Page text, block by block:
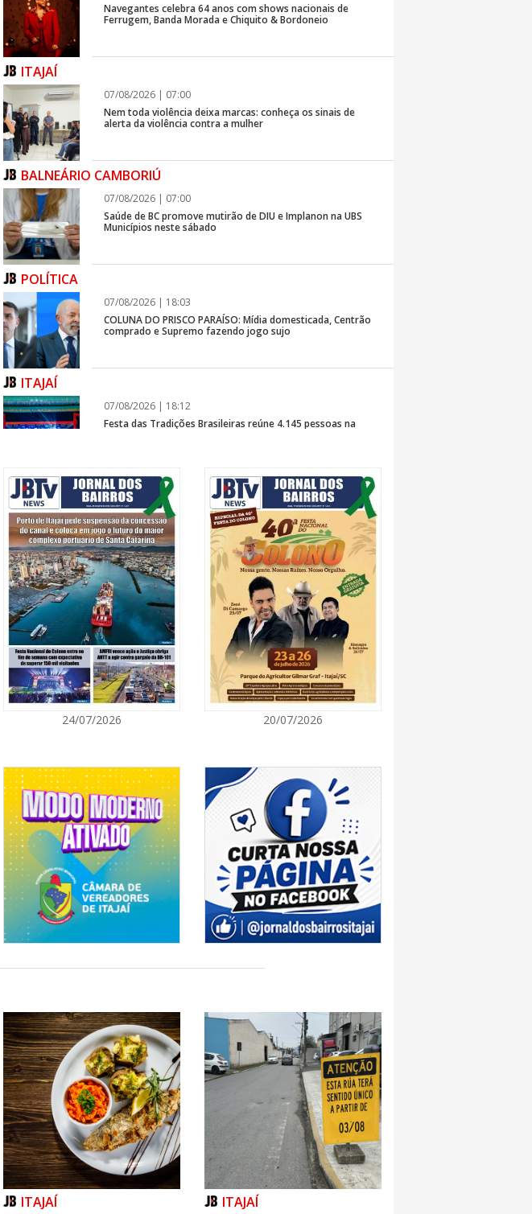
Navegantes celebra 64 anos com shows nacionais de
Ferrugem, Banda Morada e Chiquito & Bordoneio
ITAJAÍ
07/08/2026 | 07:00
Nem toda violência deixa marcas: conheça os sinais de
alerta da violência contra a mulher
BALNEÁRIO CAMBORIÚ
07/08/2026 | 07:00
Saúde de BC promove mutirão de DIU e Implanon na UBS
Municípios neste sábado
POLÍTICA
07/08/2026 | 18:03
COLUNA DO PRISCO PARAÍSO: Mídia domesticada, Centrão
comprado e Supremo fazendo jogo sujo
ITAJAÍ
07/08/2026 | 18:12
Festa das Tradições Brasileiras reúne 4.145 pessoas na
BALNEÁRIO CAMBORIÚ
07/08/2026 | 07:00
Ambiental reforça descarte sustentável com envio de 330
quilos de pilhas à logística reversa
GERAL
07/08/2026 | 07:00
Jordan Hang leva estratégias de marketing e vendas ao
InspiraBQ, em Brusque
ITAPEMA
07/08/2026 | 07:00
ITAPEMA
07/08/2026 | 07:00
Itapema se destaca no IDEB e conquista melhor resultado da
região
24/07/2026 20/07/2026
ITAJAÍ ITAJAÍ